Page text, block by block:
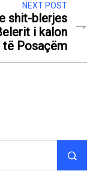
NEXT POST
shit-blerjes
i kalon
Posaçëm